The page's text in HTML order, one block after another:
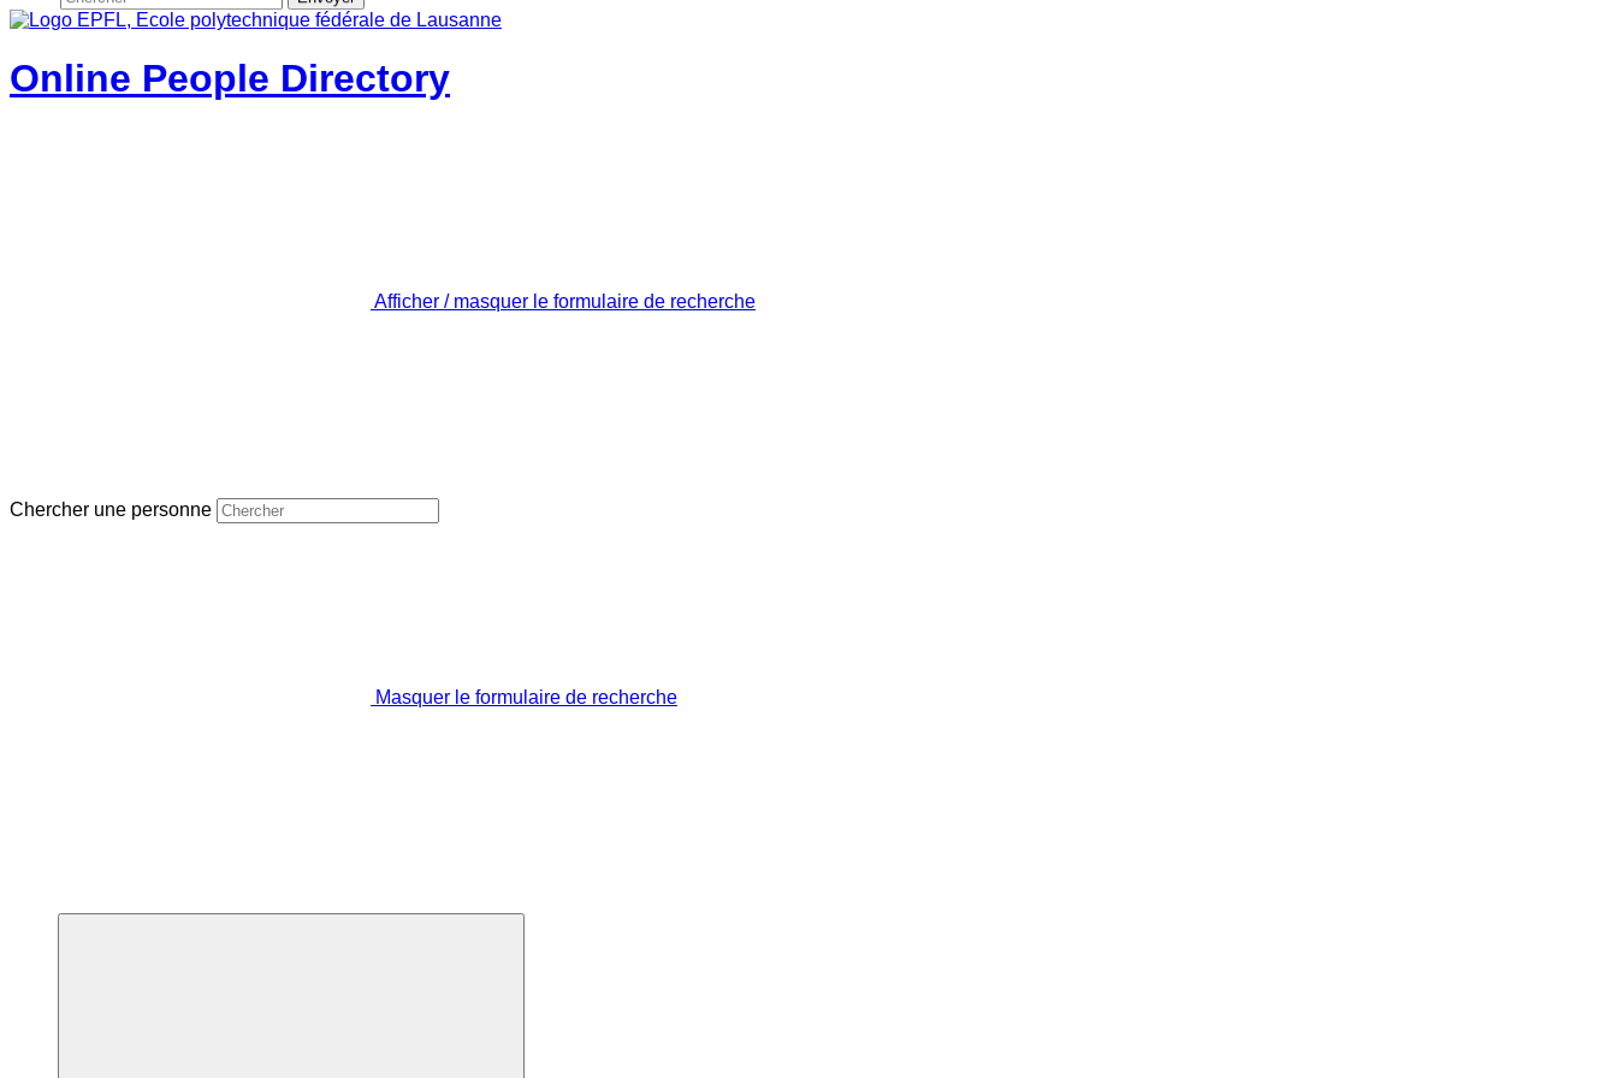
Online People Directory
Afficher / masquer le formulaire de recherche
Chercher une personne
Masquer le formulaire de recherche